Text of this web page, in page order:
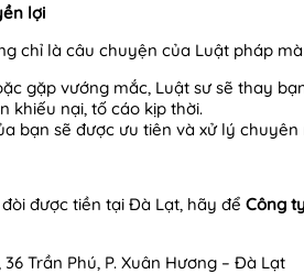
lợi
chỉ là câu chuyện của Luật pháp
gặp vướng mắc, Luật sư sẽ thay
khiếu nại, tố cáo kịp thời.
bạn sẽ được ưu tiên và xử lý chuyên
được tiền tại Đà Lạt, hãy để Công
Trần Phú, P. Xuân Hương – Đà Lạt